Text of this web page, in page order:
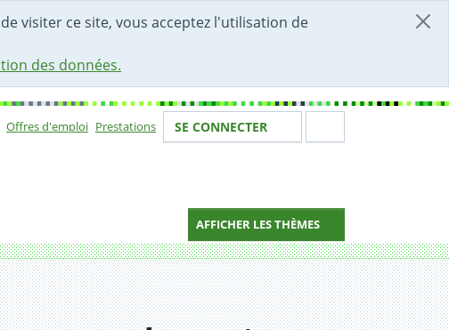
visiter ce site, vous acceptez l'utilisation de
des données.
Offres d'emploi Prestations Votre identité
SE CONNECTER
AFFICHER LES THÈMES